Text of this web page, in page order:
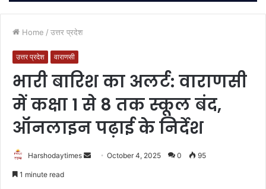
Home / उत्तर प्रदेश
उत्तर प्रदेश वाराणसी
भारी बारिश का अलर्ट: वाराणसी
में कक्षा 1 से 8 तक स्कूल बंद,
ऑनलाइन पढ़ाई के निर्देश
Harshodaytimes
SendOctober 4, 2025 0 95
1 minute read